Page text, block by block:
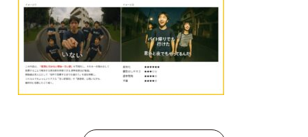
就職サポート
オープンキャンパス